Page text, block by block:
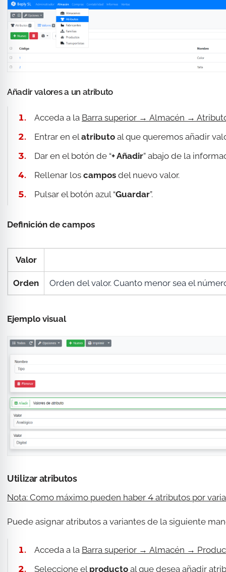
Añadir valores a un atributo
Acceda a la Barra superior → Almacén →
Entrar en el atributo al que queremos añadir
Dar en el botón de “+ Añadir” abajo de la
Rellenar los campos del nuevo valor.
Pulsar el botón azul “Guardar”.
Definición de campos
Valor
Orden Orden del valor. Cuanto menor sea el
Ejemplo visual
Utilizar atributos
Nota: Como máximo pueden haber 4 atributos por
Puede asignar atributos a variantes de la siguiente
Acceda a la Barra superior → Almacén →
Seleccione el producto al que desea añadir